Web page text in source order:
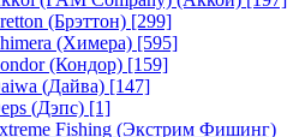
(Брэттон) [299]
(Химера) [595]
(Кондор) [159]
(Дайва) [147]
(Дэпс) [1]
Fishing (Экстрим Фишинг)